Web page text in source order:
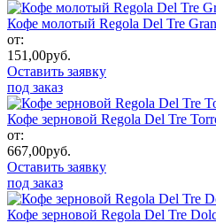
Кофе молотый Regola Del Tre
от:
151,00руб.
Оставить заявку
под заказ
Кофе зерновой Regola Del Tre
от:
667,00руб.
Оставить заявку
под заказ
Кофе зерновой Regola Del Tre